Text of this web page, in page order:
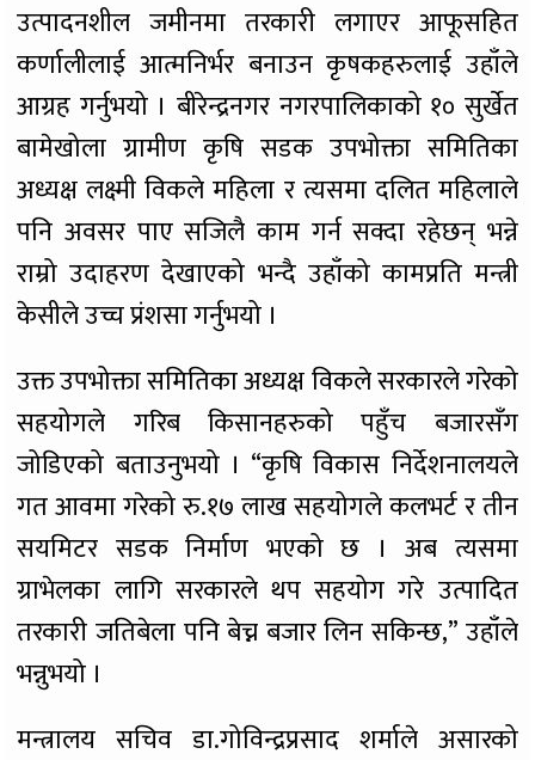
उत्पादनशील जमीनमा तरकारी लगाएर आफूसहित
कर्णालीलाई आत्मनिर्भर बनाउन कृषकहरुलाई उहाँले
आग्रह गर्नुभयो । बीरेन्द्रनगर नगरपालिकाको १० सुर्खेत
बामेखोला ग्रामीण कृषि सडक उपभोक्ता समितिका
अध्यक्ष लक्ष्मी विकले महिला र त्यसमा दलित महिलाले
पनि अवसर पाए सजिलै काम गर्न सक्दा रहेछन् भन्ने
राम्रो उदाहरण देखाएको भन्दै उहाँको कामप्रति मन्त्री
केसीले उच्च प्रंशसा गर्नुभयो ।
उक्त उपभोक्ता समितिका अध्यक्ष विकले सरकारले गरेको
सहयोगले गरिब किसानहरुको पहुँच बजारसँग
जोडिएको बताउनुभयो । “कृषि विकास निर्देशनालयले
गत आवमा गरेको रु.१७ लाख सहयोगले कलभर्ट र तीन
सयमिटर सडक निर्माण भएको छ । अब त्यसमा
ग्राभेलका लागि सरकारले थप सहयोग गरे उत्पादित
तरकारी जतिबेला पनि बेच्न बजार लिन सकिन्छ,” उहाँले
भन्नुभयो ।
मन्त्रालय सचिव डा.गोविन्द्रप्रसाद शर्माले असारको